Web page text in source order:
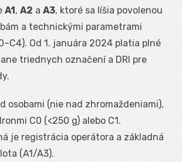
A1, A2 a A3, ktoré sa líšia povolenou
a technickými parametrami
Od 1. januára 2024 platia plné
triednych označení a DRI pre
osobami (nie nad zhromaždeniami),
C0 (<250 g) alebo C1.
je registrácia operátora a základná
(A1/A3).